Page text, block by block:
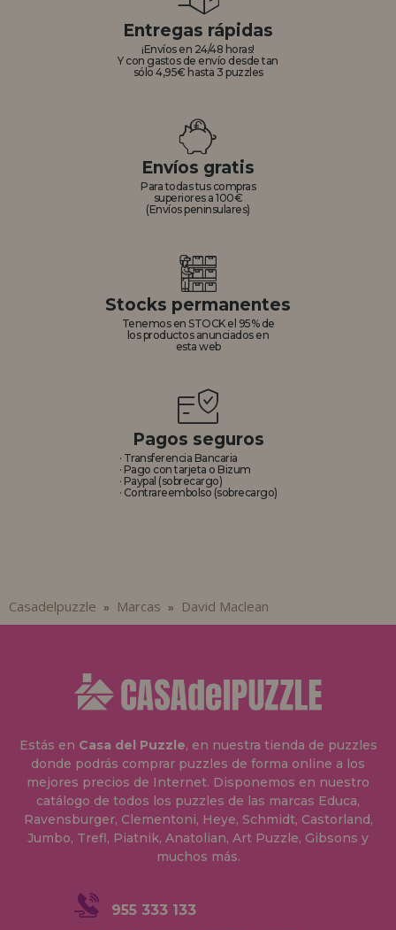
Entregas rápidas
¡Envíos en 24/48 horas!
Y con gastos de envío desde tan
sólo 4,95€ hasta 3 puzzles
Envíos gratis
Para todas tus compras
superiores a 100€
(Envíos peninsulares)
Stocks permanentes
Tenemos en STOCK el 95% de
los productos anunciados en
esta web
Pagos seguros
· Transferencia Bancaria
· Pago con tarjeta o Bizum
· Paypal (sobrecargo)
· Contrareembolso (sobrecargo)
Casadelpuzzle » Marcas » David Maclean
Estás en Casa del Puzzle, en nuestra tienda de puzzles
donde podrás comprar puzzles de forma online a los
mejores precios de Internet. Disponemos en nuestro
catálogo de todos los puzzles de las marcas Educa,
Ravensburger, Clementoni, Heye, Schmidt, Castorland,
Jumbo, Trefl, Piatnik, Anatolian, Art Puzzle, Gibsons y
muchos más.
955 333 133